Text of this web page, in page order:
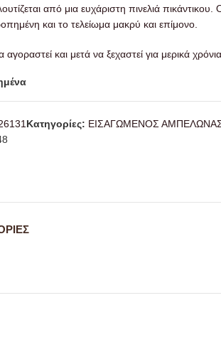
από μια ευχάριστη πινελιά πικάντικου. Οι
και το τελείωμα μακρύ και επίμονο.
και μετά να ξεχαστεί για μερικά
Κατηγορίες: ΕΙΣΑΓΩΜΕΝΟΣ